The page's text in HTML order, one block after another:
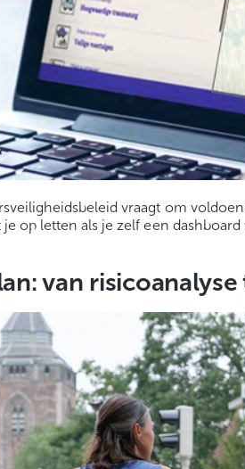
vraagt om
je op letten als je zelf een
van